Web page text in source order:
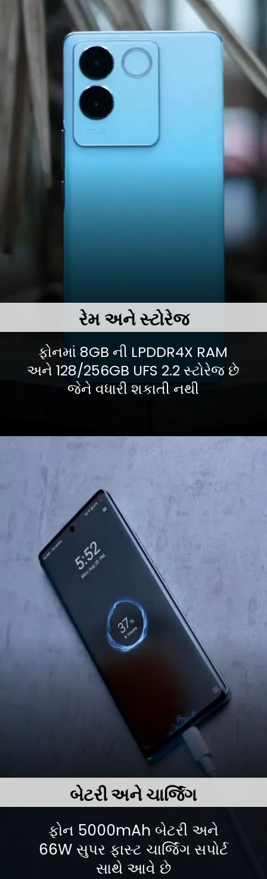
ફોનમાં 8GB ની LPDDR4X RAM
અને 128/256GB UFS 2.2 સ્ટોરેજ છે
જેને વધારી શકાતી નથી
રેમ અને સ્ટોરેજ
ફોન 5000mAh બેટરી અને
66W સુપર ફાસ્ટ ચાર્જિંગ સપોર્ટ
સાથે આવે છે
બેટરી અને ચાર્જિંગ